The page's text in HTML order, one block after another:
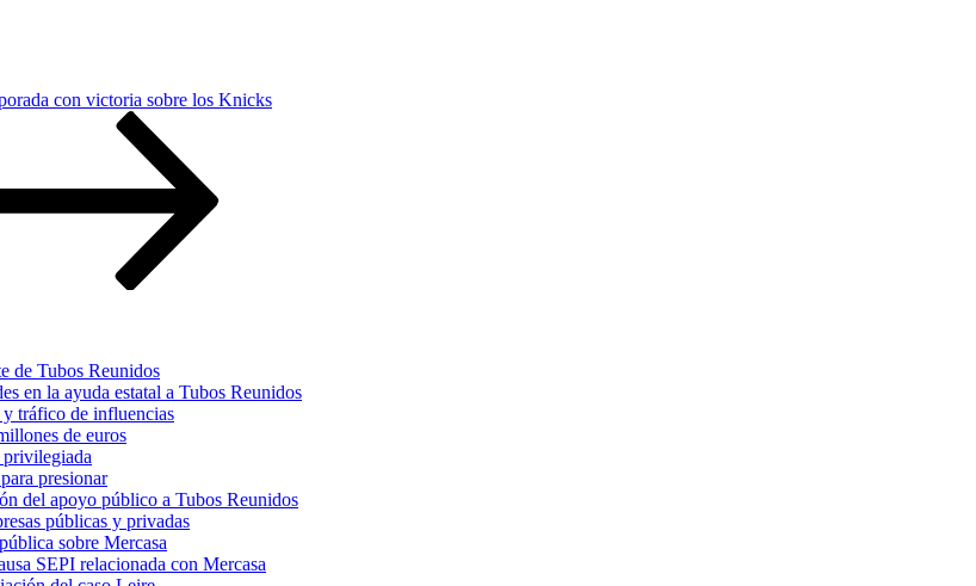
con victoria sobre los Knicks
de Tubos Reunidos
en la ayuda estatal a Tubos Reunidos
tráfico de influencias
de euros
presionar
del apoyo público a Tubos Reunidos
públicas y privadas
sobre Mercasa
SEPI relacionada con Mercasa